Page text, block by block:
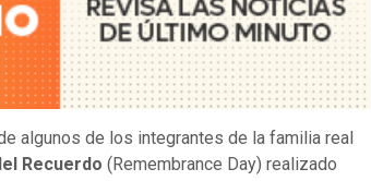
algunos de los integrantes de la familia real
Recuerdo (Remembrance Day) realizado